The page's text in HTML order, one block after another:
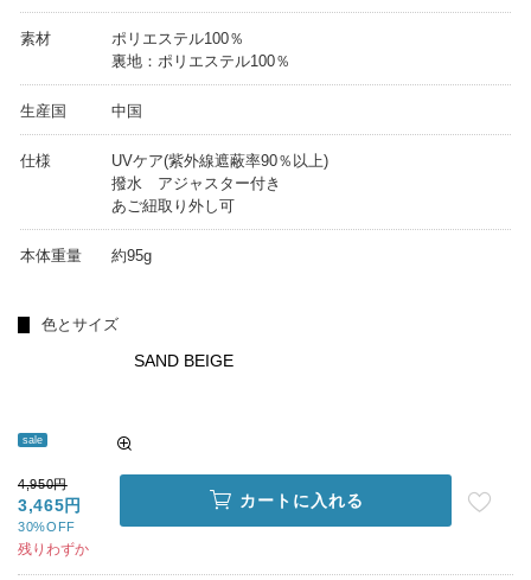
素材
ポリエステル100％
裏地：ポリエステル100％
生産国 中国
仕様
UVケア(紫外線遮蔽率90％以上)
撥水 アジャスター付き
あご紐取り外し可
本体重量 約95g
色とサイズ
sale
SAND BEIGE
4,950円
3,465円
30%OFF
残りわずか
カートに入れる